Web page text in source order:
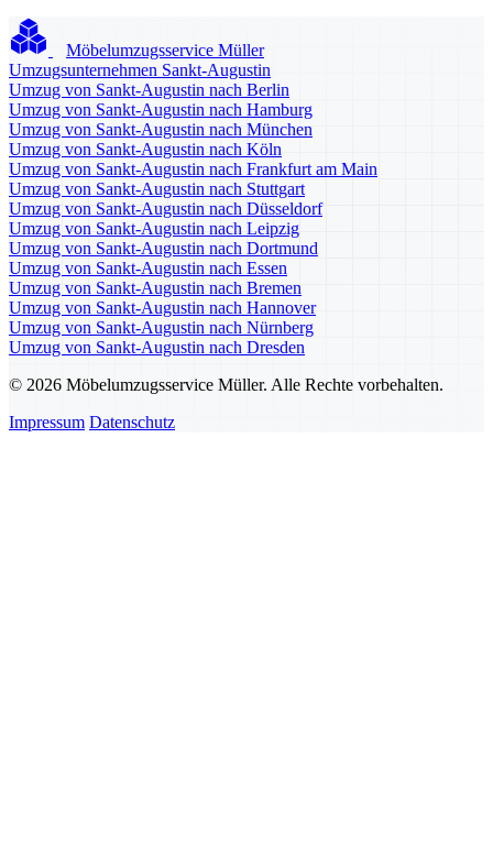
Möbelumzugsservice Müller
Umzugsunternehmen Sankt-Augustin
Umzug von Sankt-Augustin nach Berlin
Umzug von Sankt-Augustin nach Hamburg
Umzug von Sankt-Augustin nach München
Umzug von Sankt-Augustin nach Köln
Umzug von Sankt-Augustin nach Frankfurt am Main
Umzug von Sankt-Augustin nach Stuttgart
Umzug von Sankt-Augustin nach Düsseldorf
Umzug von Sankt-Augustin nach Leipzig
Umzug von Sankt-Augustin nach Dortmund
Umzug von Sankt-Augustin nach Essen
Umzug von Sankt-Augustin nach Bremen
Umzug von Sankt-Augustin nach Hannover
Umzug von Sankt-Augustin nach Nürnberg
Umzug von Sankt-Augustin nach Dresden
© 2026 Möbelumzugsservice Müller. Alle Rechte vorbehalten.
Impressum Datenschutz